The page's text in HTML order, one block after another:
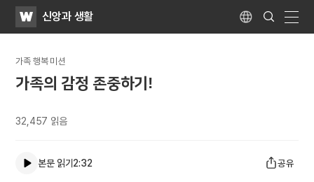
WATV신앙과 생활 Language
Search
Submit
가족 행복 미션
가족의 감정 존중하기!
32,457 읽음
본문 읽기2:32 공유